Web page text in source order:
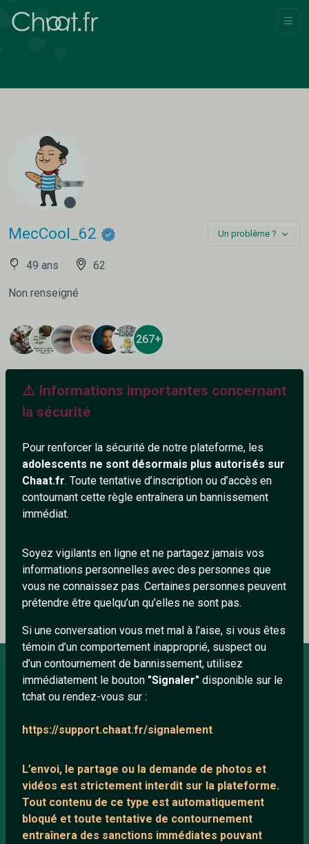
⚠️ Informations importantes concernant
la sécurité
Pour renforcer la sécurité de notre plateforme, les
adolescents ne sont désormais plus autorisés sur
Chaat.fr. Toute tentative d’inscription ou d’accès en
contournant cette règle entraînera un bannissement
immédiat.
Soyez vigilants en ligne et ne partagez jamais vos
informations personnelles avec des personnes que
vous ne connaissez pas. Certaines personnes peuvent
prétendre être quelqu’un qu’elles ne sont pas.
Si une conversation vous met mal à l’aise, si vous êtes
témoin d’un comportement inapproprié, suspect ou
d’un contournement de bannissement, utilisez
immédiatement le bouton "Signaler" disponible sur le
tchat ou rendez-vous sur :
https://support.chaat.fr/signalement
L’envoi, le partage ou la demande de photos et
vidéos est strictement interdit sur la plateforme.
Tout contenu de ce type est automatiquement
bloqué et toute tentative de contournement
entraînera des sanctions immédiates pouvant
MecCool_62 Un problème ?
49 ans 62
Non renseigné
267+
Ajouter un commentaire (1)
Compte supprimé 27/5/2026
Slt
0
Répondre
À PROPOS
Mentions légales
Protection mineurs